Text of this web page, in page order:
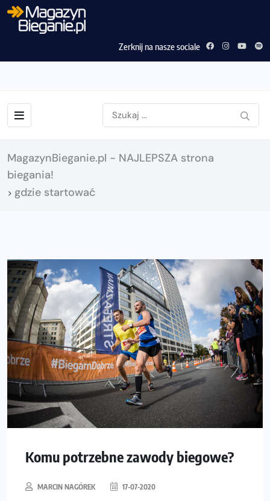
Zerknij na nasze sociale
MagazynBieganie.pl - NAJLEPSZA strona
biegania!
> gdzie startować
Komu potrzebne zawody biegowe?
MARCIN NAGÓREK 17-07-2020